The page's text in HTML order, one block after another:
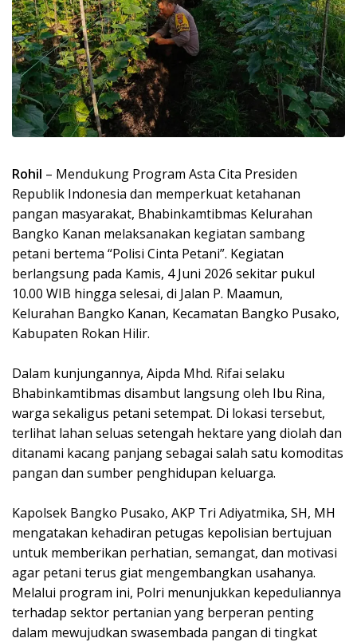
Rohil – Mendukung Program Asta Cita Presiden
Republik Indonesia dan memperkuat ketahanan
pangan masyarakat, Bhabinkamtibmas Kelurahan
Bangko Kanan melaksanakan kegiatan sambang
petani bertema “Polisi Cinta Petani”. Kegiatan
berlangsung pada Kamis, 4 Juni 2026 sekitar pukul
10.00 WIB hingga selesai, di Jalan P. Maamun,
Kelurahan Bangko Kanan, Kecamatan Bangko Pusako,
Kabupaten Rokan Hilir.
Dalam kunjungannya, Aipda Mhd. Rifai selaku
Bhabinkamtibmas disambut langsung oleh Ibu Rina,
warga sekaligus petani setempat. Di lokasi tersebut,
terlihat lahan seluas setengah hektare yang diolah dan
ditanami kacang panjang sebagai salah satu komoditas
pangan dan sumber penghidupan keluarga.
Kapolsek Bangko Pusako, AKP Tri Adiyatmika, SH, MH
mengatakan kehadiran petugas kepolisian bertujuan
untuk memberikan perhatian, semangat, dan motivasi
agar petani terus giat mengembangkan usahanya.
Melalui program ini, Polri menunjukkan kepeduliannya
terhadap sektor pertanian yang berperan penting
dalam mewujudkan swasembada pangan di tingkat